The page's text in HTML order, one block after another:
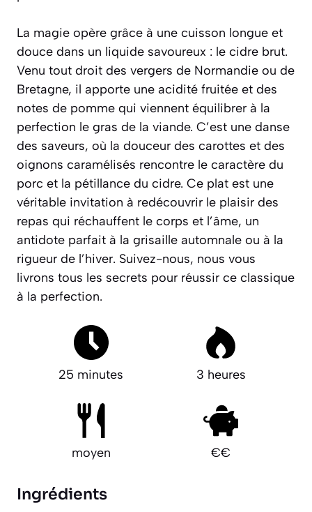
La magie opère grâce à une cuisson longue et
douce dans un liquide savoureux : le cidre brut.
Venu tout droit des vergers de Normandie ou de
Bretagne, il apporte une acidité fruitée et des
notes de pomme qui viennent équilibrer à la
perfection le gras de la viande. C’est une danse
des saveurs, où la douceur des carottes et des
oignons caramélisés rencontre le caractère du
porc et la pétillance du cidre. Ce plat est une
véritable invitation à redécouvrir le plaisir des
repas qui réchauffent le corps et l’âme, un
antidote parfait à la grisaille automnale ou à la
rigueur de l’hiver. Suivez-nous, nous vous
livrons tous les secrets pour réussir ce classique
à la perfection.
25 minutes 3 heures
moyen €€
Ingrédients